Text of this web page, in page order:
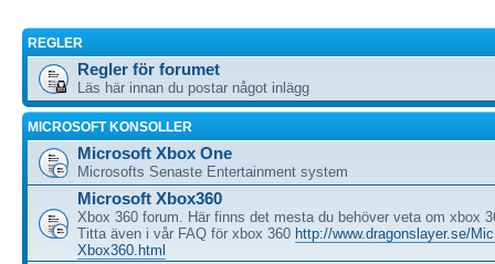
REGLER
Regler för forumet
Läs här innan du postar något inlägg
MICROSOFT KONSOLLER
Microsoft Xbox One
Microsofts Senaste Entertainment system
Microsoft Xbox360
Xbox 360 forum. Här finns det mesta du behöver veta om xbox
Titta även i vår FAQ för xbox 360 http://www.dragonslayer.se/
Xbox360.html